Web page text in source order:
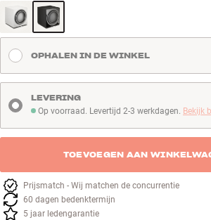
Klantenservice
Inloggen
Bouw met geluid
OPHALEN IN DE WINKEL
Op voorraad. Levertijd 2-3 werkdagen
Op voorraad. Levertijd 2-3 werkdagen. Bekijk
LEVERING
TOEVOEGEN AAN
Prijsmatch - Wij matchen de concurrentie
60 dagen bedenktermijn
5 jaar ledengarantie